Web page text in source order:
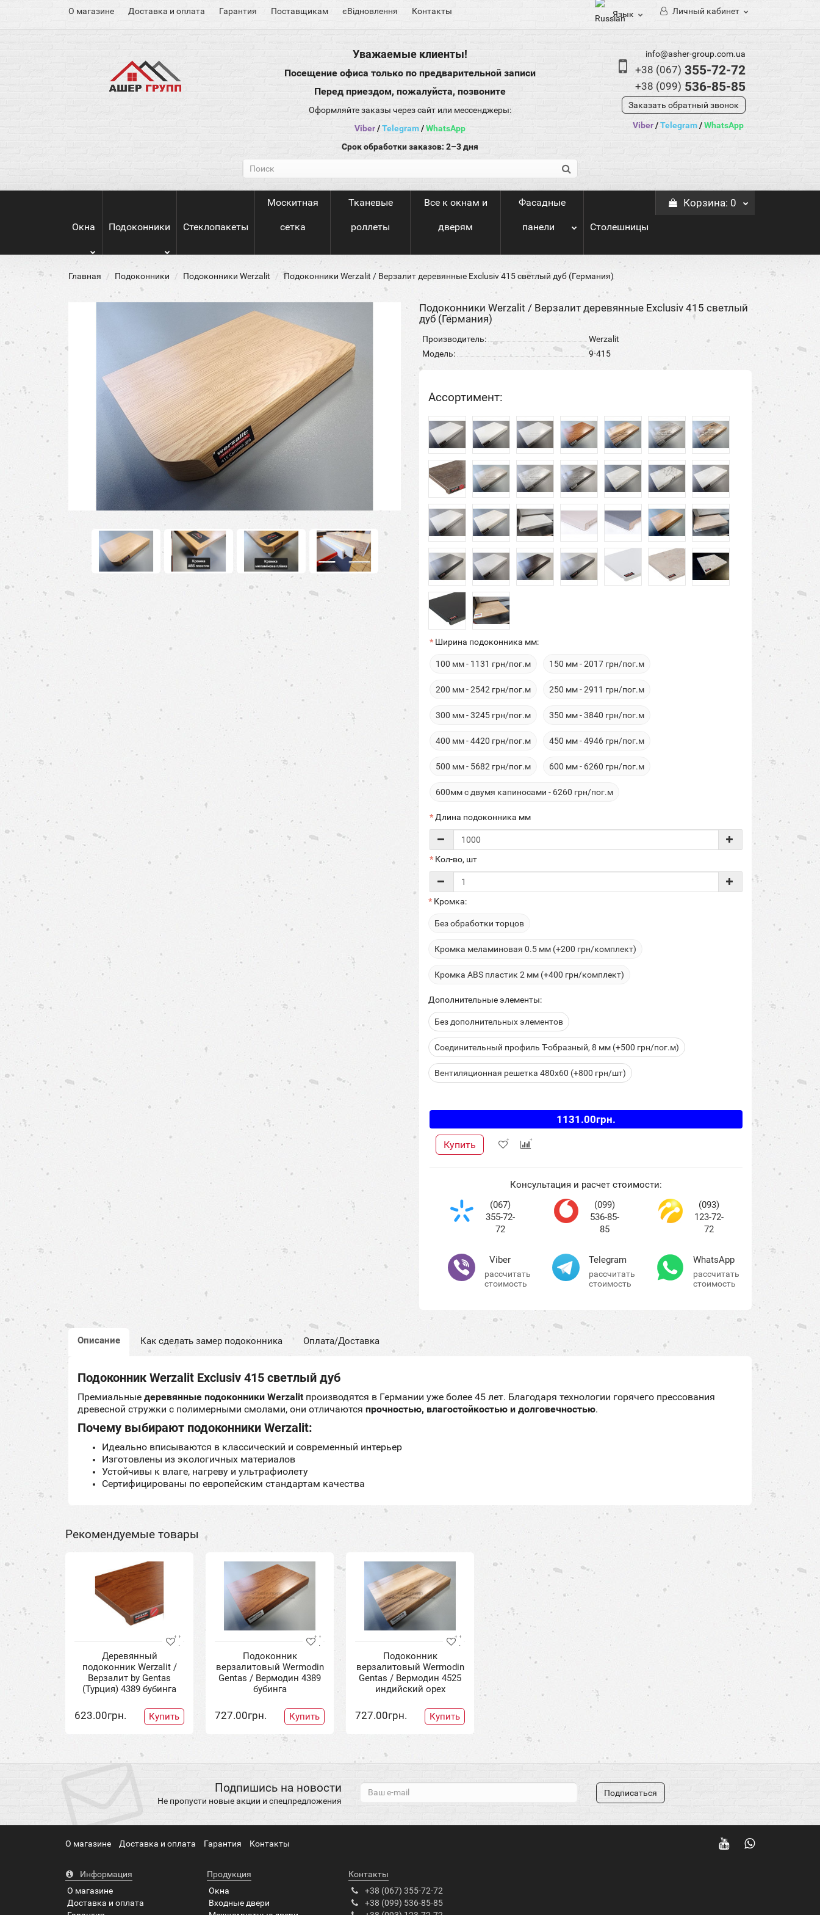
О магазине Доставка и оплата Гарантия Поставщикам єВідновлення Контакты Язык Личный кабинет
Уважаемые клиенты!
Посещение офиса только по предварительной записи
Перед приездом, пожалуйста, позвоните
Оформляйте заказы через сайт или мессенджеры:
Viber/Telegram/WhatsApp
Срок обработки заказов: 2–3 дня
info@asher-group.com.ua
+38 (067) 355-72-72
+38 (099) 536-85-85
Заказать обратный звонок
Viber/Telegram/WhatsApp
Окна Подоконники Стеклопакеты
Москитная
сетка
Тканевые
роллеты
Все к окнам и
дверям
Фасадные
панели Столешницы
Корзина: 0
Главная Подоконники Подоконники Werzalit Подоконники Werzalit / Верзалит деревянные Exclusiv 415 cветлый дуб (Германия)
Подоконники Werzalit / Верзалит деревянные Exclusiv 415 cветлый
дуб (Германия)
Производитель:
Werzalit
Модель:
9-415
Ассортимент:
Ширина подоконника мм:
100 мм - 1131 грн/пог.м 150 мм - 2017 грн/пог.м
200 мм - 2542 грн/пог.м 250 мм - 2911 грн/пог.м
300 мм - 3245 грн/пог.м 350 мм - 3840 грн/пог.м
400 мм - 4420 грн/пог.м 450 мм - 4946 грн/пог.м
500 мм - 5682 грн/пог.м 600 мм - 6260 грн/пог.м
600мм с двумя капиносами - 6260 грн/пог.м
Длина подоконника мм
Кол-во, шт
Кромка:
Без обработки торцов
Кромка меламиновая 0.5 мм (+200 грн/комплект)
Кромка ABS пластик 2 мм (+400 грн/комплект)
Дополнительные элементы:
Без дополнительных элементов
Соединительный профиль Т-образный, 8 мм (+500 грн/пог.м)
Вентиляционная решетка 480x60 (+800 грн/шт)
1131.00грн.
Купить
Консультация и расчет стоимости:
(067)
355-72-
72
(099)
536-85-
85
(093)
123-72-
72
Viber
рассчитать
стоимость
Telegram
рассчитать
стоимость
WhatsApp
рассчитать
стоимость
Описание Как сделать замер подоконника Оплата/Доставка
Подоконник Werzalit Exclusiv 415 cветлый дуб
Премиальные деревянные подоконники Werzalit производятся в Германии уже более 45 лет. Благодаря технологии горячего прессования
древесной стружки с полимерными смолами, они отличаются прочностью, влагостойкостью и долговечностью.
Почему выбирают подоконники Werzalit:
Идеально вписываются в классический и современный интерьер
Изготовлены из экологичных материалов
Устойчивы к влаге, нагреву и ультрафиолету
Сертифицированы по европейским стандартам качества
Рекомендуемые товары
Деревянный
подоконник Werzalit /
Верзалит by Gentas
(Турция) 4389 бубинга
623.00грн. Купить
Подоконник
верзалитовый Wermodin
Gentas / Вермодин 4389
бубинга
727.00грн. Купить
Подоконник
верзалитовый Wermodin
Gentas / Вермодин 4525
индийский орех
727.00грн. Купить
Подпишись на новости
Не пропусти новые акции и спецпредложения
Подписаться
О магазине Доставка и оплата Гарантия Контакты
Информация
О магазине
Доставка и оплата
Продукция
Окна
Входные двери
Контакты
+38 (067) 355-72-72
+38 (099) 536-85-85